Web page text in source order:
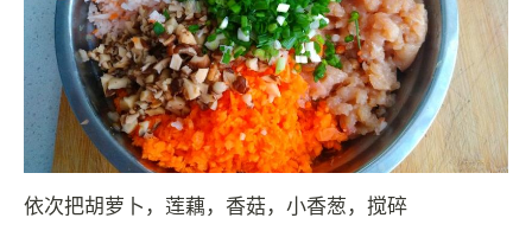
依次把胡萝卜，莲藕，香菇，小香葱，搅碎